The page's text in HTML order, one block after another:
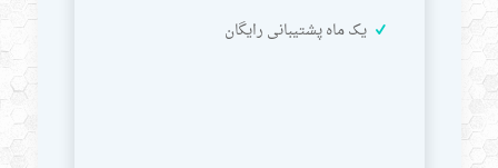
یک ماه پشتیبانی رایگان